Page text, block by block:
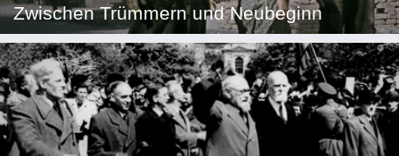
Zwischen Trümmern und Neubeginn